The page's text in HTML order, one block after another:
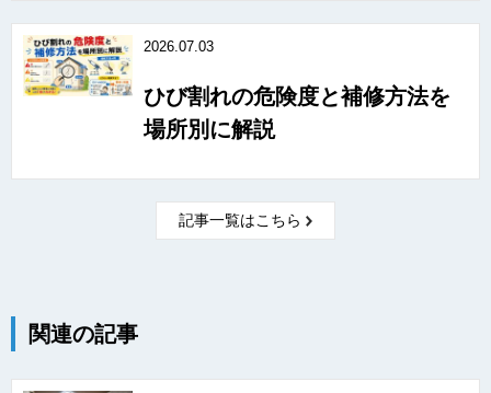
2026.07.03
ひび割れの危険度と補修方法を
場所別に解説
記事一覧はこちら
関連の記事